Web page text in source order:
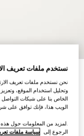
جوارب طويلة من
SAR 950
تنويعاتأسود
نستخدم ملفات تعريف
نحن نستخدم ملفات تعريف
وتحليل استخدام الموقع،
الخاص بنا على شبكات التواصل
الويب هذا، فإنك توافق على
.لمزيد من المعلومات حول هذه
الرجوع إلى سياسة ملفات